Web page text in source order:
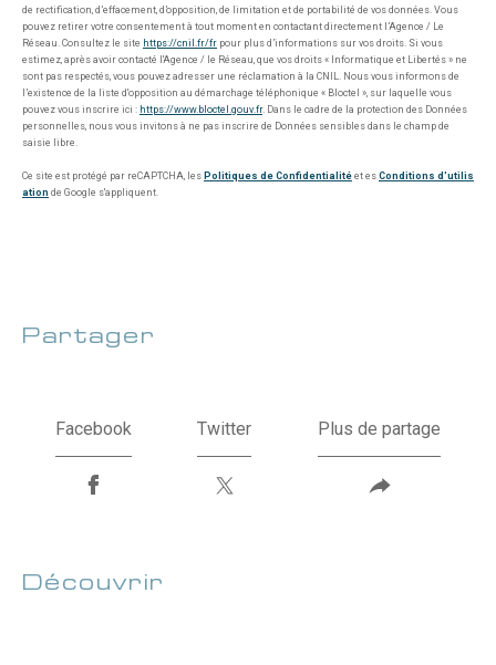
de rectification, d’effacement, d’opposition, de limitation et de portabilité de vos données. Vous
pouvez retirer votre consentement à tout moment en contactant directement l’Agence / Le
Réseau. Consultez le site https://cnil.fr/fr pour plus d’informations sur vos droits. Si vous
estimez, après avoir contacté l'Agence / le Réseau, que vos droits « Informatique et Libertés » ne
sont pas respectés, vous pouvez adresser une réclamation à la CNIL. Nous vous informons de
l’existence de la liste d'opposition au démarchage téléphonique « Bloctel », sur laquelle vous
pouvez vous inscrire ici : https://www.bloctel.gouv.fr. Dans le cadre de la protection des Données
personnelles, nous vous invitons à ne pas inscrire de Données sensibles dans le champ de
saisie libre.
Ce site est protégé par reCAPTCHA, les Politiques de Confidentialité et es Conditions d'utilis
ation de Google s'appliquent.
partager
Facebook Twitter Plus de partage
découvrir